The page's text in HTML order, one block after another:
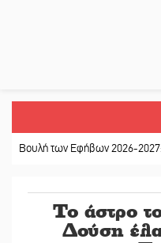
των Εφήβων 2026-2027:
Το άστρο
Δούση